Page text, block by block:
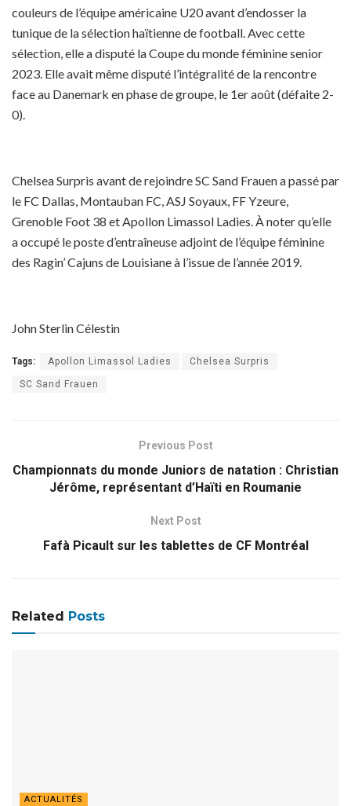
couleurs de l’équipe américaine U20 avant d’endosser la
tunique de la sélection haïtienne de football. Avec cette
sélection, elle a disputé la Coupe du monde féminine senior
2023. Elle avait même disputé l’intégralité de la rencontre
face au Danemark en phase de groupe, le 1er août (défaite 2-
0).
Chelsea Surpris avant de rejoindre SC Sand Frauen a passé par
le FC Dallas, Montauban FC, ASJ Soyaux, FF Yzeure,
Grenoble Foot 38 et Apollon Limassol Ladies. À noter qu’elle
a occupé le poste d’entraîneuse adjoint de l’équipe féminine
des Ragin’ Cajuns de Louisiane à l’issue de l’année 2019.
John Sterlin Célestin
Tags: Apollon Limassol Ladies Chelsea Surpris
SC Sand Frauen
Previous Post
Championnats du monde Juniors de natation : Christian
Jérôme, représentant d’Haïti en Roumanie
Next Post
Fafà Picault sur les tablettes de CF Montréal
Related Posts
ACTUALITÉS